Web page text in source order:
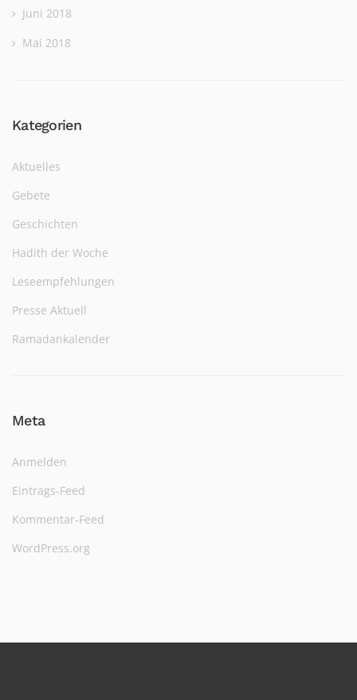
Juni 2018
Mai 2018
Kategorien
Aktuelles
Gebete
Geschichten
Hadith der Woche
Leseempfehlungen
Presse Aktuell
Ramadankalender
Meta
Anmelden
Eintrags-Feed
Kommentar-Feed
WordPress.org